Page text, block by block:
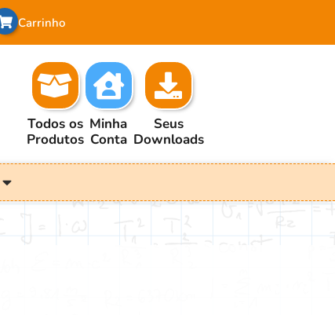
Carrinho
Todos os
Produtos
Minha
Conta
Seus
Downloads